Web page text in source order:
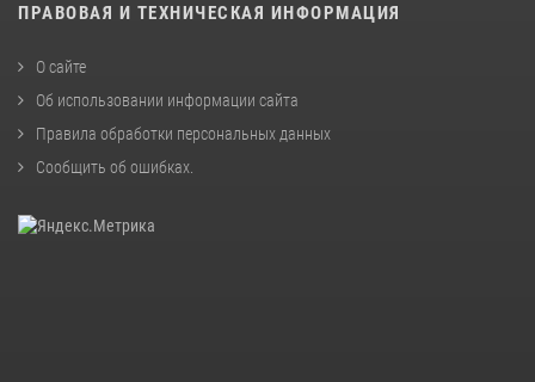
ПРАВОВАЯ И ТЕХНИЧЕСКАЯ ИНФОРМАЦИЯ
О сайте
Об использовании информации сайта
Правила обработки персональных данных
Сообщить об ошибках